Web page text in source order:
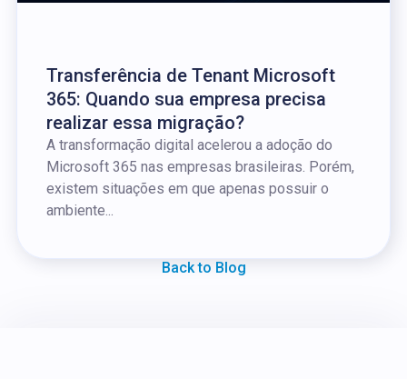
Transferência de Tenant Microsoft
365: Quando sua empresa precisa
realizar essa migração?
A transformação digital acelerou a adoção do
Microsoft 365 nas empresas brasileiras. Porém,
existem situações em que apenas possuir o
ambiente...
Back to Blog